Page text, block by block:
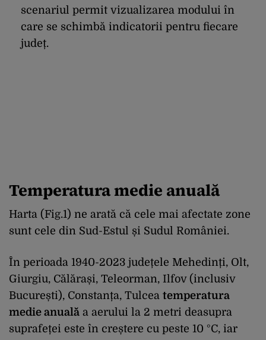
scenariul permit vizualizarea modului în
care se schimbă indicatorii pentru fiecare
județ.
Temperatura medie anuală
Harta (Fig.1) ne arată că cele mai afectate zone
sunt cele din Sud-Estul și Sudul României.
În perioada 1940-2023 județele Mehedinți, Olt,
Giurgiu, Călărași, Teleorman, Ilfov (inclusiv
București), Constanța, Tulcea temperatura
medie anuală a aerului la 2 metri deasupra
suprafeței este în creștere cu peste 10 °C, iar